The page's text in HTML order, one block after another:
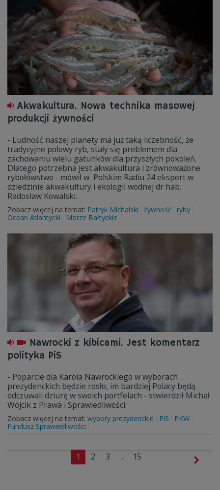
Akwakultura. Nowa technika masowej
produkcji żywności
- Ludność naszej planety ma już taką liczebność, że
tradycyjne połowy ryb, stały się problemem dla
zachowaniu wielu gatunków dla przyszłych pokoleń.
Dlatego potrzebna jest akwakultura i zrównoważone
rybołówstwo - mówił w Polskim Radiu 24 ekspert w
dziedzinie akwakultury i ekologii wodnej dr hab.
Radosław Kowalski.
Zobacz więcej na temat: Patryk Michalski żywność
ryby
Ocean Atlantycki
Morze Bałtyckie
Nawrocki z kibicami. Jest komentarz
polityka PiS
- Poparcie dla Karola Nawrockiego w wyborach
prezydenckich będzie rosło, im bardziej Polacy będą
odczuwali dziurę w swoich portfelach - stwierdził Michał
Wójcik z Prawa i Sprawiedliwości.
Zobacz więcej na temat: wybory prezydenckie PiS
PKW
Fundusz Sprawiedliwości
1 2 3 ... 15